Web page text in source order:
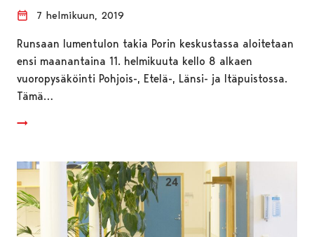
7 helmikuun, 2019
Runsaan lumentulon takia Porin keskustassa aloitetaan
ensi maanantaina 11. helmikuuta kello 8 alkaen
vuoropysäköinti Pohjois-, Etelä-, Länsi- ja Itäpuistossa.
Tämä…